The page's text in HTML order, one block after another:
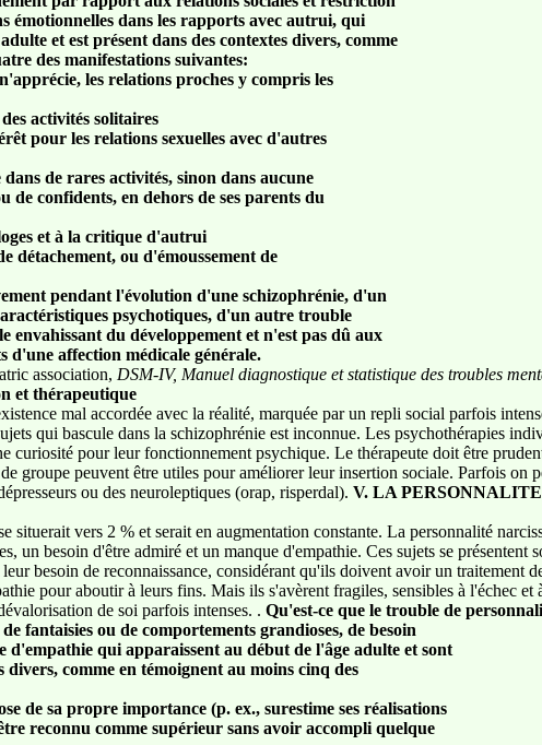
émotionnelles dans les rapports avec autrui, qui
et est présent dans des contextes divers, comme
des manifestations suivantes:
les relations proches y compris les
activités solitaires
pour les relations sexuelles avec d'autres
de rares activités, sinon dans aucune
de confidents, en dehors de ses parents du
et à la critique d'autrui
détachement, ou d'émoussement de
pendant l'évolution d'une schizophrénie, d'un
psychotiques, d'un autre trouble
envahissant du développement et n'est pas dû aux
d'une affection médicale générale.
association, DSM-IV, Manuel diagnostique et statistique des troubles
et thérapeutique
mal accordée avec la réalité, marquée par un repli social parfois
qui bascule dans la schizophrénie est inconnue. Les psychothérapies
curiosité pour leur fonctionnement psychique. Le thérapeute doit être
groupe peuvent être utiles pour améliorer leur insertion sociale. Parfois on
ou des neuroleptiques (orap, risperdal). V. LA
situerait vers 2 % et serait en augmentation constante. La personnalité
un besoin d'être admiré et un manque d'empathie. Ces sujets se présentent
besoin de reconnaissance, considérant qu'ils doivent avoir un traitement
pour aboutir à leurs fins. Mais ils s'avèrent fragiles, sensibles à l'échec et
de soi parfois intenses. . Qu'est-ce que le trouble de
fantaisies ou de comportements grandioses, de besoin
d'empathie qui apparaissent au début de l'âge adulte et sont
divers, comme en témoignent au moins cinq des
de sa propre importance (p. ex., surestime ses réalisations
reconnu comme supérieur sans avoir accompli quelque